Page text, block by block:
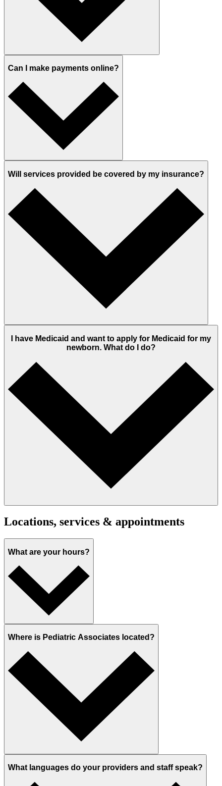
Can I make payments online?
Will services provided be covered by my insurance?
I have Medicaid and want to apply for Medicaid for my
newborn. What do I do?
Locations, services & appointments
What are your hours?
Where is Pediatric Associates located?
What languages do your providers and staff speak?